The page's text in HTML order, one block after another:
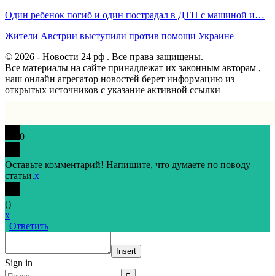
Один ребенок погиб и один пострадал в ДТП с машиной и…
Жители Австрии выступили против помощи Украине
© 2026 - Новости 24 рф . Все права защищены.
Все материалы на сайте принадлежат их законным авторам ,
наш онлайн агрегатор новостей берет информацию из
открытых источников с указание активной ссылки
0
Оставьте комментарий! Напишите, что думаете по поводу
статьи.x
()
x
| Ответить
Insert
Sign in